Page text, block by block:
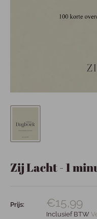
Zij Lacht - 1
Prijs: €15,99
Inclusief BTW